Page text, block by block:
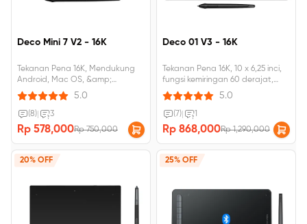
Deco Mini 7 V2 - 16K
Tekanan Pena 16K, Mendukung
Android, Mac OS, &amp;
Windows Kemiringan 60 Derajat,
8 tombol pintas yang dapat
disesuaikan
5.0
(8) 3
Rp 578,000Rp 750,000
Deco 01 V3 - 16K
Tekanan Pena 16K, 10 x 6,25 inci,
fungsi kemiringan 60 derajat,
Mendukung Android, MacOS,
dan Windows
5.0
(7) 1
Rp 868,000Rp 1,290,000
20% OFF 25% OFF